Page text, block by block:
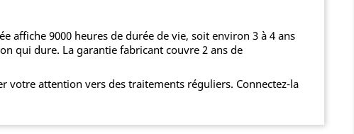
affiche 9000 heures de durée de vie, soit environ 3 à 4 ans
qui dure. La garantie fabricant couvre 2 ans de
votre attention vers des traitements réguliers. Connectez-la